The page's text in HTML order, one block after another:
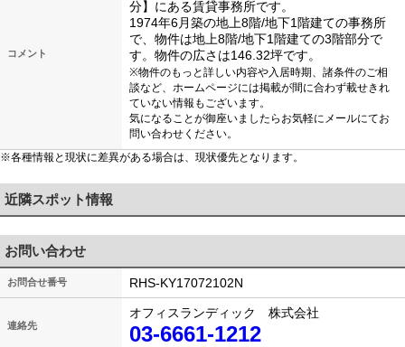
コメント
分】にある賃貸事務所です。
1974年6月築の地上8階/地下1階建ての事務所
で、物件は地上8階/地下1階建ての3階部分で
す。物件の広さは146.32坪です。
※物件のもっと詳しい内容や入居時期、諸条件のご相
談など、ホームページには掲載が間に合わず載せきれ
ていない情報もございます。
気になることが御座いましたらお気軽にメールにてお
問い合わせください。
※各種情報と現状に差異がある場合は、現状優先となります。
近隣スポット情報
お問い合わせ
お問合せ番号 RHS-KY17072102N
連絡先
オフィスランディック 株式会社
03-6661-1212